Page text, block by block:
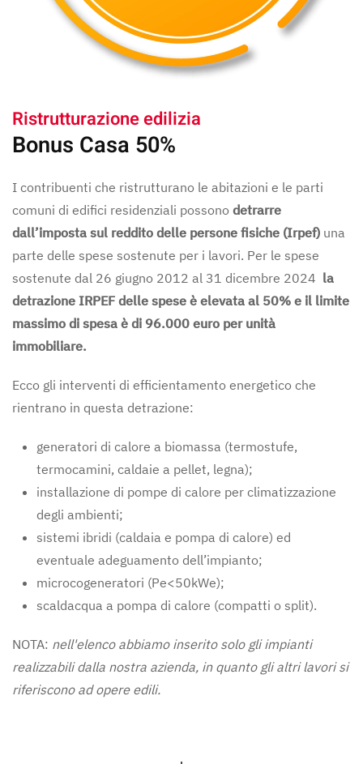
Ristrutturazione edilizia
Bonus Casa 50%
I contribuenti che ristrutturano le abitazioni e le parti
comuni di edifici residenziali possono detrarre
dall’imposta sul reddito delle persone fisiche (Irpef) una
parte delle spese sostenute per i lavori. Per le spese
sostenute dal 26 giugno 2012 al 31 dicembre 2024 la
detrazione IRPEF delle spese è elevata al 50% e il limite
massimo di spesa è di 96.000 euro per unità
immobiliare.
Ecco gli interventi di efficientamento energetico che
rientrano in questa detrazione:
generatori di calore a biomassa (termostufe,
termocamini, caldaie a pellet, legna);
installazione di pompe di calore per climatizzazione
degli ambienti;
sistemi ibridi (caldaia e pompa di calore) ed
eventuale adeguamento dell’impianto;
microcogeneratori (Pe<50kWe);
scaldacqua a pompa di calore (compatti o split).
NOTA: nell'elenco abbiamo inserito solo gli impianti
realizzabili dalla nostra azienda, in quanto gli altri lavori si
riferiscono ad opere edili.